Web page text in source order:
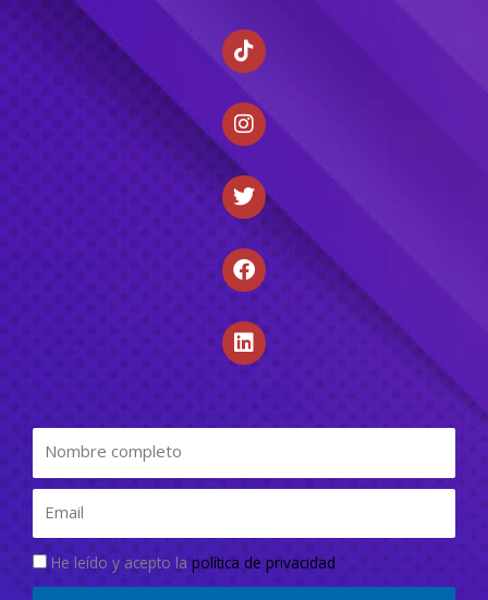
He leído y acepto la política de privacidad